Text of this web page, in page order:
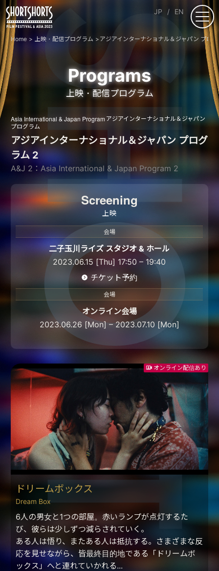
JP EN
Home 上映・配信プログラム アジアインターナショナル＆ジャパン プロ
Programs
上映・配信プログラム
Asia International & Japan Program アジアインターナショナル＆ジャパン
プログラム
アジアインターナショナル＆ジャパン プログ
ラム 2
A&J 2：Asia International & Japan Program 2
Screening
上映
会場
二子玉川ライズ スタジオ & ホール
2023.06.15 [Thu] 17:50 – 19:40
チケット予約
会場
オンライン会場
2023.06.26 [Mon] – 2023.07.10 [Mon]
オンライン配信あり
ドリームボックス
Dream Box
6人の男女と1つの部屋。赤いランプが点灯するた
び、彼らは少しずつ減らされていく。
ある人は悟り、またある人は抵抗する。さまざまな反
応を見せながら、皆最終目的地である「ドリームボ
ックス」へと連れていかれる...